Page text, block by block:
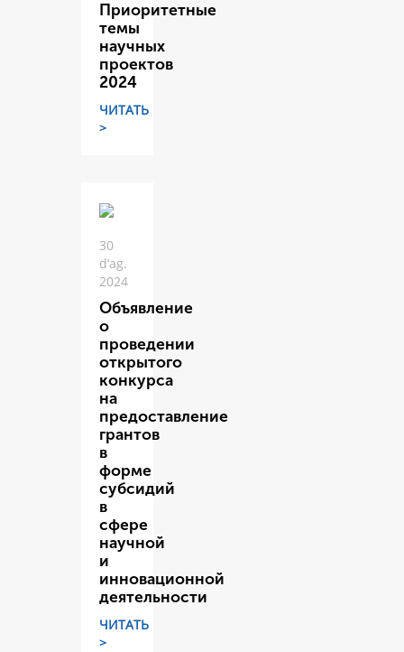
Приоритетные
темы
научных
проектов
2024
ЧИТАТЬ
>
30
d’ag.
2024
Объявление
о
проведении
открытого
конкурса
на
предоставление
грантов
в
форме
субсидий
в
сфере
научной
и
инновационной
деятельности
ЧИТАТЬ
>